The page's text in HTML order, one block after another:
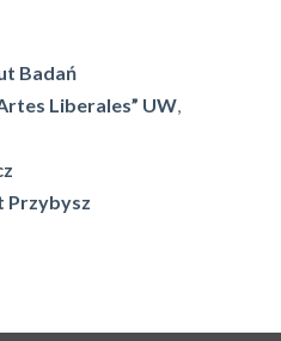
Badań
Liberales” UW,
Przybysz